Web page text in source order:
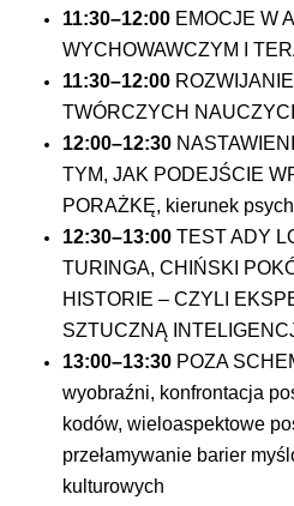
11:30–12:00 EMOCJE W
WYCHOWAWCZYM I
11:30–12:00
TWÓRCZYCH
12:00–12:30
TYM, JAK PODEJŚCIE
PORAŻKĘ, kierunek
12:30–13:00 TEST ADY
TURINGA, CHIŃSKI
HISTORIE – CZYLI
SZTUCZNĄ
13:00–13:30 POZA
wyobraźni, konfrontacja
kodów, wieloaspektowe
przełamywanie barier
kulturowych